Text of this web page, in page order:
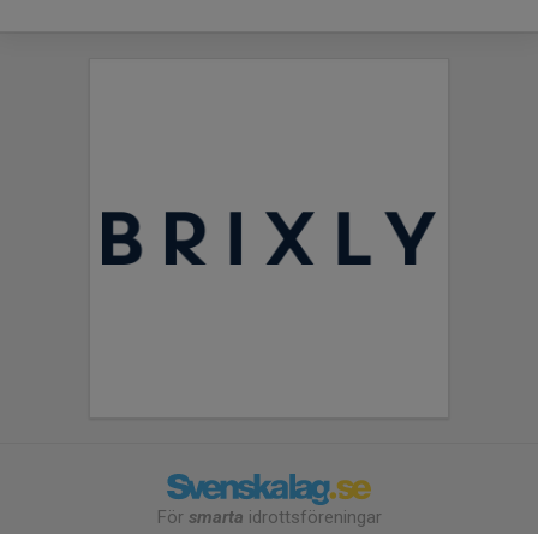
För smarta idrottsföreningar